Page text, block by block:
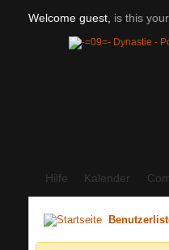
Welcome guest, is this
Hilfe Kalender